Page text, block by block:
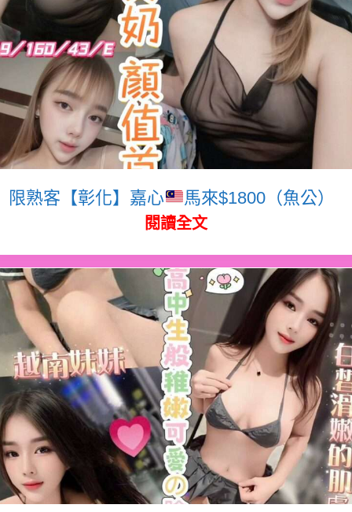
限熟客【彰化】嘉心 馬來$1800（魚公）
閱讀全文